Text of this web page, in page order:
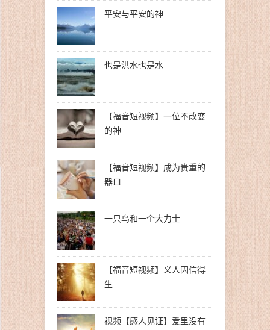
平安与平安的神
也是洪水也是水
【福音短视频】一位不改变
的神
【福音短视频】成为贵重的
器皿
一只鸟和一个大力士
【福音短视频】义人因信得
生
视频【感人见证】爱里没有